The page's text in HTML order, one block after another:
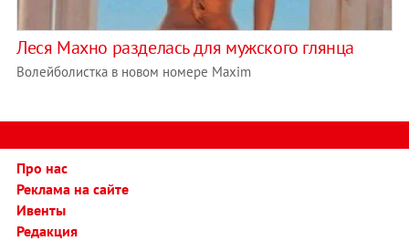
Леся Махно разделась для мужского глянца
Волейболистка в новом номере Maxim
Про нас
Реклама на сайте
Ивенты
Редакция